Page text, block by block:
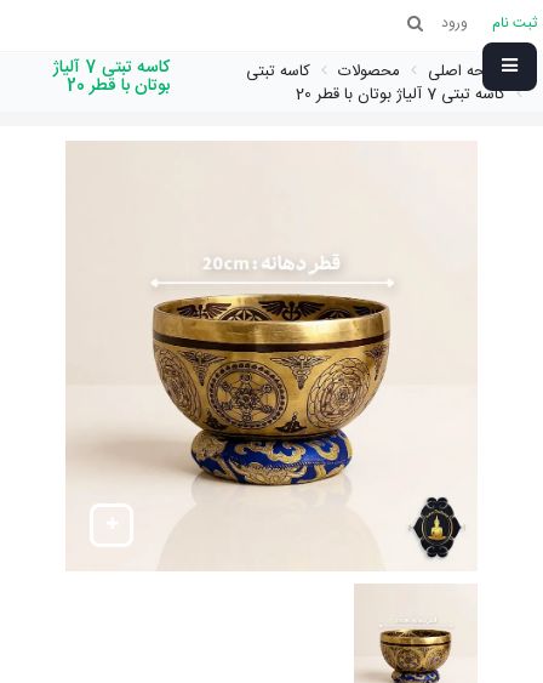
ثبت نام ورود
صفحه اصلی محصولات
کاسه تبتی
کاسه تبتی 7 آلیاژ بوتان با قطر 20
کاسه تبتی 7 آلیاژ
بوتان با قطر 20